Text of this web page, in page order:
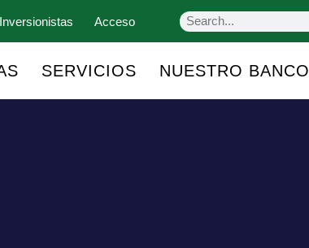
Acceso
SERVICIOS NUESTRO BANCO